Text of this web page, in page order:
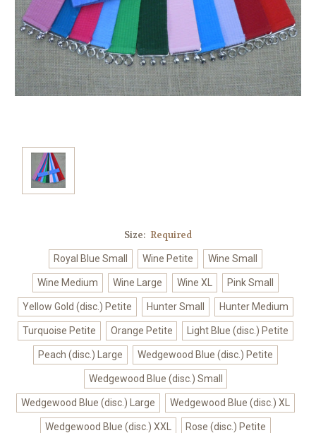
Size: Required
Royal Blue Small Wine Petite Wine Small
Wine Medium Wine Large Wine XL Pink Small
Yellow Gold (disc.) Petite Hunter Small Hunter Medium
Turquoise Petite Orange Petite Light Blue (disc.) Petite
Peach (disc.) Large Wedgewood Blue (disc.) Petite
Wedgewood Blue (disc.) Small
Wedgewood Blue (disc.) Large Wedgewood Blue (disc.) XL
Wedgewood Blue (disc.) XXL Rose (disc.) Petite